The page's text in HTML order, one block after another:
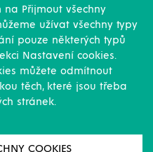
na Přijmout všechny
užívat všechny typy
pouze některých typů
Nastavení cookies.
můžete odmítnout
těch, které jsou třeba
stránek.
COOKIES